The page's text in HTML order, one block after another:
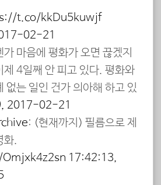
t.co/kkDu5kuwjf
02-21
마음에 평화가 오면 끊겠지
제 4일째 안 피고 있다. 평화와
없는 일인 건가 의아해 하고 있
2017-02-21
: (현재까지) 필름으로 제
화.
17:42:13,